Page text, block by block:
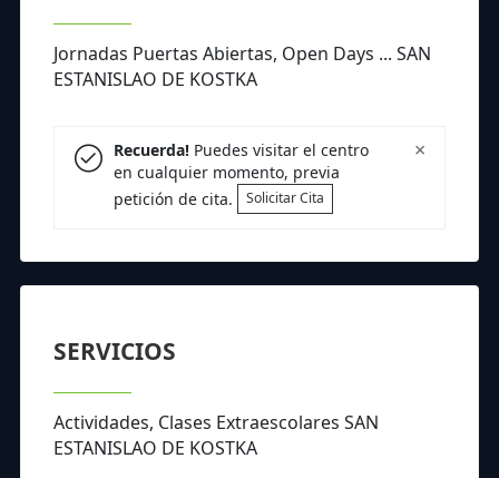
Jornadas Puertas Abiertas, Open Days ... SAN
ESTANISLAO DE KOSTKA
×
Recuerda!Puedes visitar el centro
en cualquier momento, previa
petición de cita.
Solicitar Cita
SERVICIOS
Actividades, Clases Extraescolares SAN
ESTANISLAO DE KOSTKA